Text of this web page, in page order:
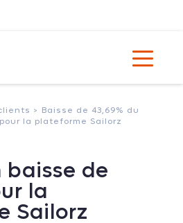
> Baisse de 43,69% du
la plateforme Sailorz
baisse de
la
Sailorz